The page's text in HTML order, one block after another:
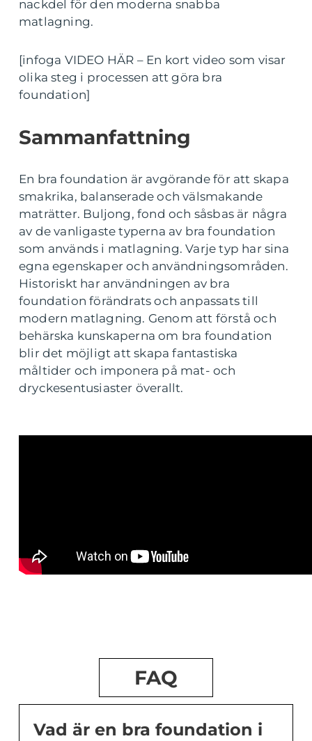
nackdel för den moderna snabba
matlagning.
[infoga VIDEO HÄR – En kort video som visar
olika steg i processen att göra bra
foundation]
Sammanfattning
En bra foundation är avgörande för att skapa
smakrika, balanserade och välsmakande
maträtter. Buljong, fond och såsbas är några
av de vanligaste typerna av bra foundation
som används i matlagning. Varje typ har sina
egna egenskaper och användningsområden.
Historiskt har användningen av bra
foundation förändrats och anpassats till
modern matlagning. Genom att förstå och
behärska kunskaperna om bra foundation
blir det möjligt att skapa fantastiska
måltider och imponera på mat- och
dryckesentusiaster överallt.
FAQ
Vad är en bra foundation i